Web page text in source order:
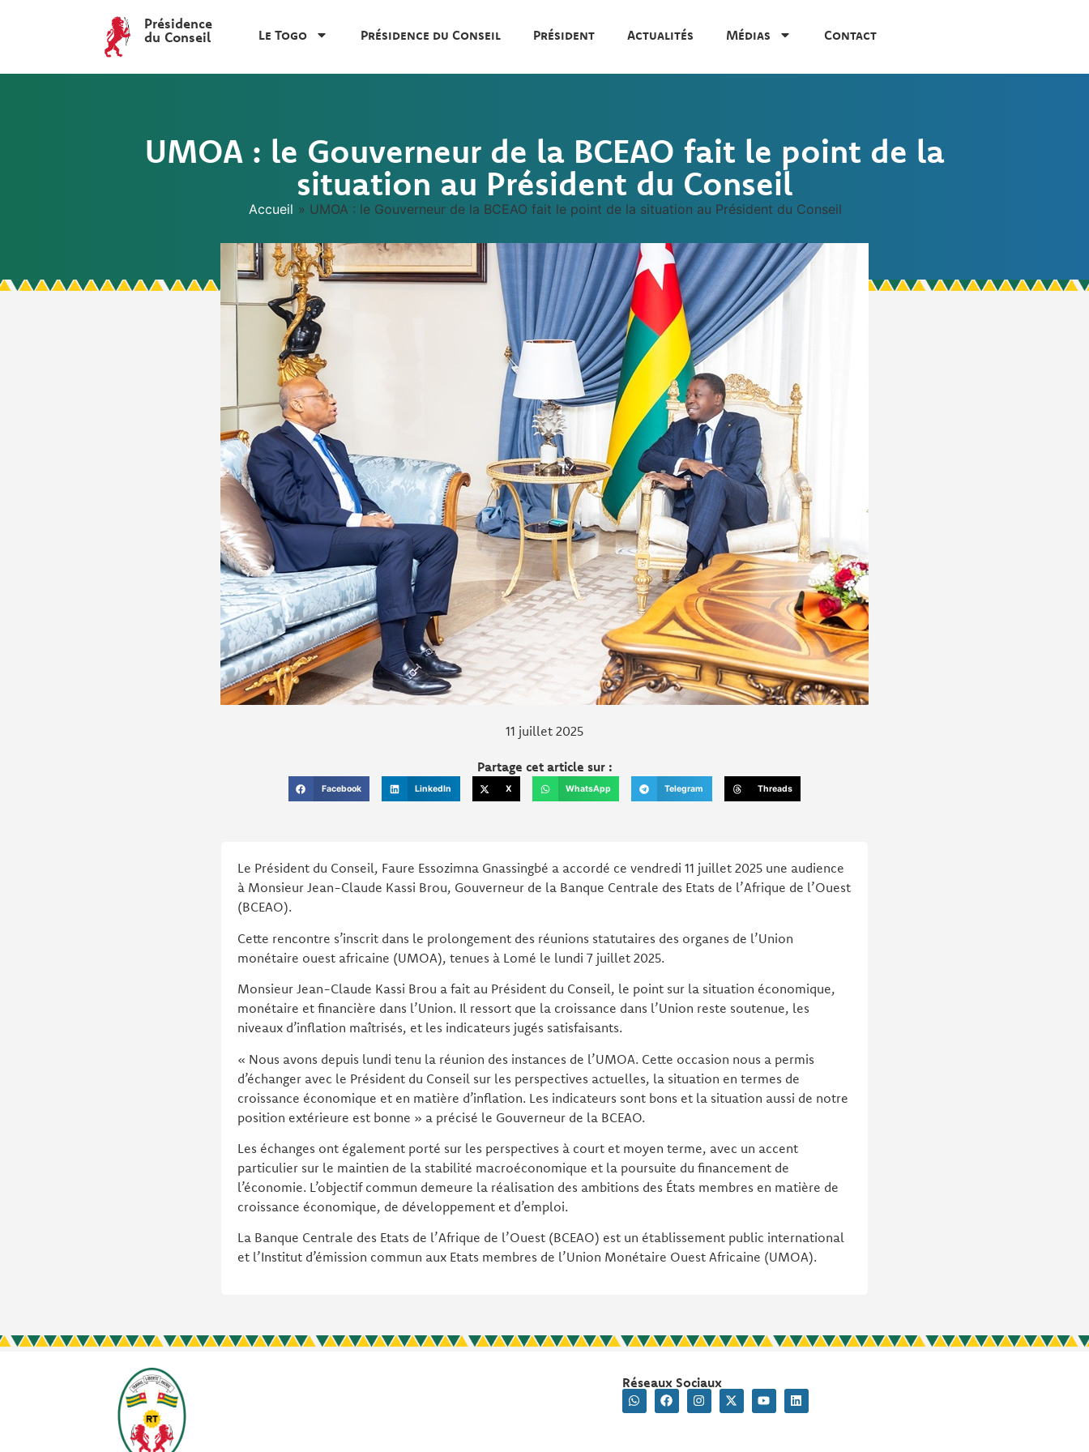
Présidence
du Conseil
Le Togo Présidence du Conseil Président Actualités Médias Contact
UMOA : le Gouverneur de la BCEAO fait le point de la
situation au Président du Conseil
Accueil » UMOA : le Gouverneur de la BCEAO fait le point de la situation au Président du Conseil
11 juillet 2025
Partage cet article sur :
Facebook LinkedIn X WhatsApp Telegram Threads
Le Président du Conseil, Faure Essozimna Gnassingbé a accordé ce vendredi 11 juillet 2025 une audience
à Monsieur Jean-Claude Kassi Brou, Gouverneur de la Banque Centrale des Etats de l’Afrique de l’Ouest
(BCEAO).
Cette rencontre s’inscrit dans le prolongement des réunions statutaires des organes de l’Union
monétaire ouest africaine (UMOA), tenues à Lomé le lundi 7 juillet 2025.
Monsieur Jean-Claude Kassi Brou a fait au Président du Conseil, le point sur la situation économique,
monétaire et financière dans l’Union. Il ressort que la croissance dans l’Union reste soutenue, les
niveaux d’inflation maîtrisés, et les indicateurs jugés satisfaisants.
« Nous avons depuis lundi tenu la réunion des instances de l’UMOA. Cette occasion nous a permis
d’échanger avec le Président du Conseil sur les perspectives actuelles, la situation en termes de
croissance économique et en matière d’inflation. Les indicateurs sont bons et la situation aussi de notre
position extérieure est bonne » a précisé le Gouverneur de la BCEAO.
Les échanges ont également porté sur les perspectives à court et moyen terme, avec un accent
particulier sur le maintien de la stabilité macroéconomique et la poursuite du financement de
l’économie. L’objectif commun demeure la réalisation des ambitions des États membres en matière de
croissance économique, de développement et d’emploi.
La Banque Centrale des Etats de l’Afrique de l’Ouest (BCEAO) est un établissement public international
et l’Institut d’émission commun aux Etats membres de l’Union Monétaire Ouest Africaine (UMOA).
Réseaux Sociaux